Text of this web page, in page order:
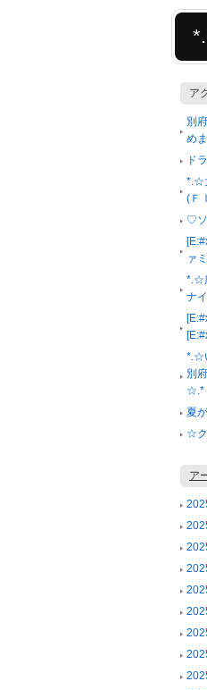
ア
別
め
ド
*.☆
(Ｆ
♡
ァ
*.☆
ナ
*.☆
別
☆.*
夏
☆
ア